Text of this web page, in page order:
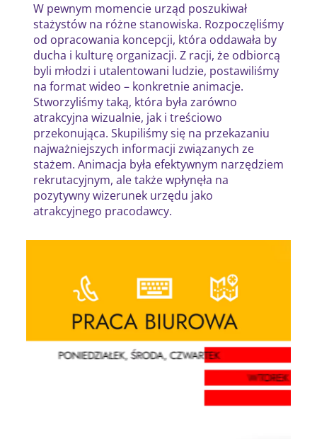
W pewnym momencie urząd poszukiwał
stażystów na różne stanowiska. Rozpoczęliśmy
od opracowania koncepcji, która oddawała by
ducha i kulturę organizacji. Z racji, że odbiorcą
byli młodzi i utalentowani ludzie, postawiliśmy
na format wideo – konkretnie animacje.
Stworzyliśmy taką, która była zarówno
atrakcyjna wizualnie, jak i treściowo
przekonująca. Skupiliśmy się na przekazaniu
najważniejszych informacji związanych ze
stażem. Animacja była efektywnym narzędziem
rekrutacyjnym, ale także wpłynęła na
pozytywny wizerunek urzędu jako
atrakcyjnego pracodawcy.